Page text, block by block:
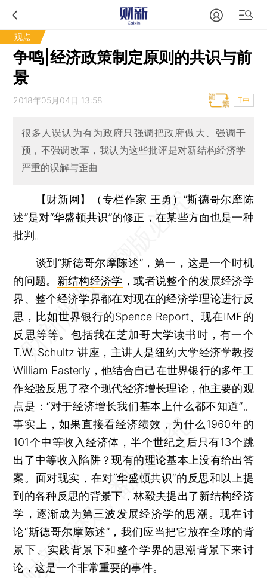
观点
争鸣|经济政策制定原则的共识与前
景
2018年05月04日 13:58 T中
很多人误认为有为政府只强调把政府做大、强调干
预，不强调改革，我认为这些批评是对新结构经济学
严重的误解与歪曲
【财新网】（专栏作家 王勇） “斯德哥尔摩陈
述”是对“华盛顿共识”的修正，在某些方面也是一种
批判。
谈到“斯德哥尔摩陈述”，第一，这是一个时机
的问题。 新结构经济学 ，或者说整个的发展经济学
界、整个经济学界都在对现在的经济学理论进行反
思，比如世界银行的Spence Report、现在IMF的
反思等等。包括我在芝加哥大学读书时，有一个
T.W. Schultz 讲座，主讲人是纽约大学经济学教授
William Easterly，他结合自己在世界银行的多年工
作经验反思了整个现代经济增长理论，他主要的观
点是：“对于经济增长我们基本上什么都不知道”。
事实上，如果直接看经济绩效，为什么1960年的
101个中等收入经济体，半个世纪之后只有13个跳
出了中等收入陷阱？现有的理论基本上没有给出答
案。面对现实，在对“华盛顿共识”的反思和以上提
到的各种反思的背景下，林毅夫提出了新结构经济
学，逐渐成为第三波发展经济学的思潮。现在讨
论“斯德哥尔摩陈述”，我们应当把它放在全球的背
景下、实践背景下和整个学界的思潮背景下来讨
论，这是一个非常重要的事件。